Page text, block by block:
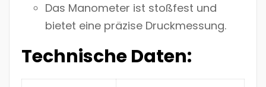
Das Manometer ist stoßfest und
bietet eine präzise Druckmessung.
Technische Daten: